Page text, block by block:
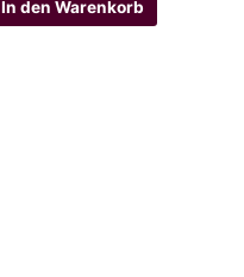
In den Warenkorb